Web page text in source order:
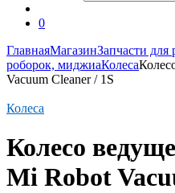
0
ГлавнаяМагазинЗапчасти для
роборок, миджиаКолеса
Vacuum Cleaner / 1S
Колеса
Колесо
Mi Robot